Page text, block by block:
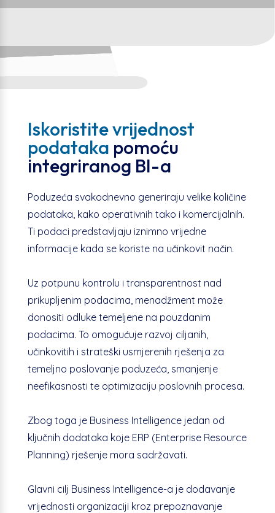
Iskoristite vrijednost
podataka pomoću
integriranog BI-a
Poduzeća svakodnevno generiraju velike količine
podataka, kako operativnih tako i komercijalnih.
Ti podaci predstavljaju iznimno vrijedne
informacije kada se koriste na učinkovit način.
Uz potpunu kontrolu i transparentnost nad
prikupljenim podacima, menadžment može
donositi odluke temeljene na pouzdanim
podacima. To omogućuje razvoj ciljanih,
učinkovitih i strateški usmjerenih rješenja za
temeljno poslovanje poduzeća, smanjenje
neefikasnosti te optimizaciju poslovnih procesa.
Zbog toga je Business Intelligence jedan od
ključnih dodataka koje ERP (Enterprise Resource
Planning) rješenje mora sadržavati.
Glavni cilj Business Intelligence-a je dodavanje
vrijednosti organizaciji kroz prepoznavanje